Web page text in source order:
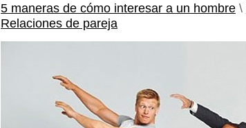
5 maneras de cómo interesar a un hombre \
Relaciones de pareja